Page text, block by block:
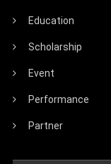
Education
Scholarship
Event
Performance
Partner